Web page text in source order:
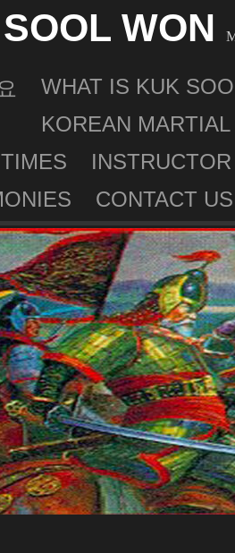
WON
WHAT IS KUK
KOREAN
INSTRUCTOR
CONTACT US